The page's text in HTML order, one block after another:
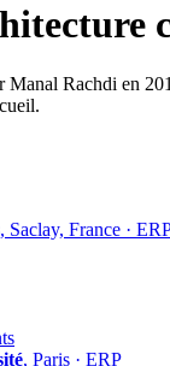
Rachdi en
, Saclay, France ·
, Paris · ERP